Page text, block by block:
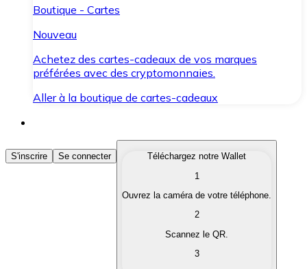
Boutique - Cartes
Nouveau
Achetez des cartes-cadeaux de vos marques
préférées avec des cryptomonnaies.
Aller à la boutique de cartes-cadeaux
Acheter des Cryptomonnaies
Achetez les cryptomonnaies qui vous intéressent
Convertissez vos cryptomonnaies en monnaie
S'inscrire Se connecter
Téléchargez notre Wallet
1
Ouvrez la caméra de votre téléphone.
2
Scannez le QR.
3